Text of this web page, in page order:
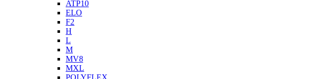
ATP10
ELO
F2
H
L
M
MV8
MXL
POLYFLEX